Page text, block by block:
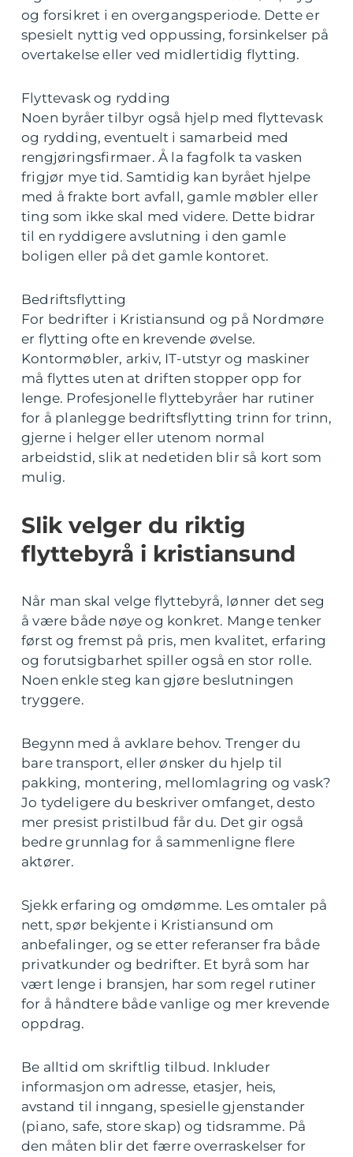
og forsikret i en overgangsperiode. Dette er
spesielt nyttig ved oppussing, forsinkelser på
overtakelse eller ved midlertidig flytting.
Flyttevask og rydding
Noen byråer tilbyr også hjelp med flyttevask
og rydding, eventuelt i samarbeid med
rengjøringsfirmaer. Å la fagfolk ta vasken
frigjør mye tid. Samtidig kan byrået hjelpe
med å frakte bort avfall, gamle møbler eller
ting som ikke skal med videre. Dette bidrar
til en ryddigere avslutning i den gamle
boligen eller på det gamle kontoret.
Bedriftsflytting
For bedrifter i Kristiansund og på Nordmøre
er flytting ofte en krevende øvelse.
Kontormøbler, arkiv, IT-utstyr og maskiner
må flyttes uten at driften stopper opp for
lenge. Profesjonelle flyttebyråer har rutiner
for å planlegge bedriftsflytting trinn for trinn,
gjerne i helger eller utenom normal
arbeidstid, slik at nedetiden blir så kort som
mulig.
Slik velger du riktig
flyttebyrå i kristiansund
Når man skal velge flyttebyrå, lønner det seg
å være både nøye og konkret. Mange tenker
først og fremst på pris, men kvalitet, erfaring
og forutsigbarhet spiller også en stor rolle.
Noen enkle steg kan gjøre beslutningen
tryggere.
Begynn med å avklare behov. Trenger du
bare transport, eller ønsker du hjelp til
pakking, montering, mellomlagring og vask?
Jo tydeligere du beskriver omfanget, desto
mer presist pristilbud får du. Det gir også
bedre grunnlag for å sammenligne flere
aktører.
Sjekk erfaring og omdømme. Les omtaler på
nett, spør bekjente i Kristiansund om
anbefalinger, og se etter referanser fra både
privatkunder og bedrifter. Et byrå som har
vært lenge i bransjen, har som regel rutiner
for å håndtere både vanlige og mer krevende
oppdrag.
Be alltid om skriftlig tilbud. Inkluder
informasjon om adresse, etasjer, heis,
avstand til inngang, spesielle gjenstander
(piano, safe, store skap) og tidsramme. På
den måten blir det færre overraskelser for